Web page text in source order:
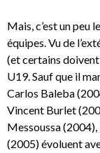
Mais, c’est un peu
équipes. Vu de
(et certains doivent
U19. Sauf que il
Carlos Baleba
Vincent Burlet
Messoussa
(2005) évoluent